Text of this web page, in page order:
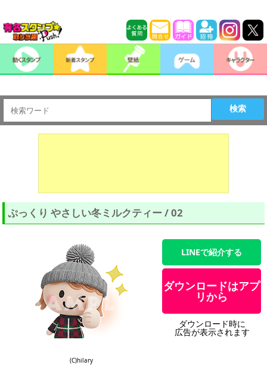
検索
ぷっくり やさしい冬ミルクティー / 02
(C)hilary
LINEで紹介する
ダウンロードはアプ
リから
ダウンロード時に
広告が表示されます